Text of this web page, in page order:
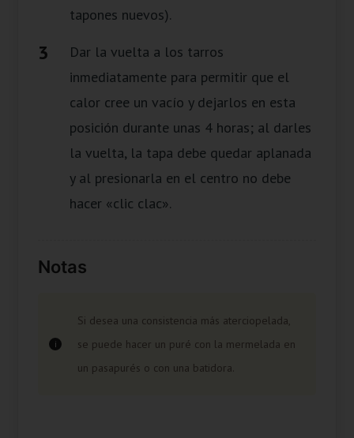
tapones nuevos).
Dar la vuelta a los tarros
inmediatamente para permitir que el
calor cree un vacío y dejarlos en esta
posición durante unas 4 horas; al darles
la vuelta, la tapa debe quedar aplanada
y al presionarla en el centro no debe
hacer «clic clac».
Notas
Si desea una consistencia más aterciopelada,
se puede hacer un puré con la mermelada en
un pasapurés o con una batidora.